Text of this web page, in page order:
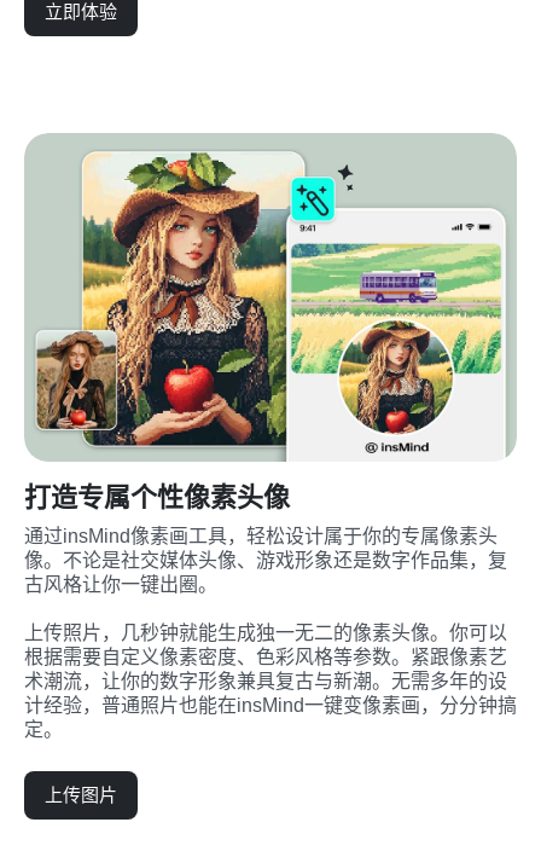
立即体验
打造专属个性像素头像
通过insMind像素画工具，轻松设计属于你的专属像素头
像。不论是社交媒体头像、游戏形象还是数字作品集，复
古风格让你一键出圈。
上传照片，几秒钟就能生成独一无二的像素头像。你可以
根据需要自定义像素密度、色彩风格等参数。紧跟像素艺
术潮流，让你的数字形象兼具复古与新潮。无需多年的设
计经验，普通照片也能在insMind一键变像素画，分分钟搞
定。
上传图片